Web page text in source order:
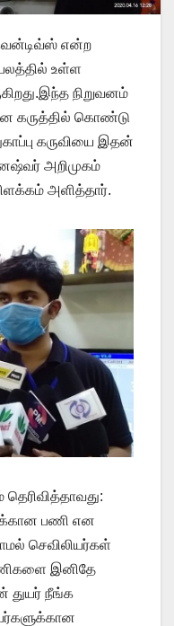
என்ற
உள்ள
நிறுவனம்
கருத்தில் கொண்டு
கருவியை இதன்
அறிமுகம்
அளித்தார்.
பணி என
செவிலியர்கள்
இனிதே
துயர் நீங்க